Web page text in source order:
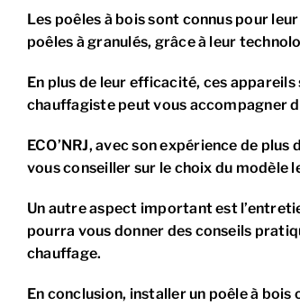
Les poêles à bois sont connus pour
poêles à granulés, grâce à leur
En plus de leur efficacité, ces
chauffagiste peut vous accompagner
ECO’NRJ, avec son expérience de
vous conseiller sur le choix du modèle
Un autre aspect important est
pourra vous donner des conseils
chauffage.
En conclusion, installer un poêle à bois